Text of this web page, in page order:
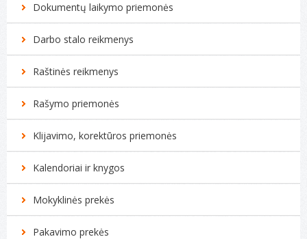
Dokumentų laikymo priemonės
Darbo stalo reikmenys
Raštinės reikmenys
Rašymo priemonės
Klijavimo, korektūros priemonės
Kalendoriai ir knygos
Mokyklinės prekės
Pakavimo prekės